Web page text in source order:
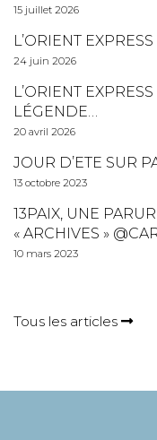
15 juillet 2026
L’ORIENT
24 juin 2026
L’ORIENT
LÉGENDE…
20 avril 2026
JOUR D’ETE SUR
13 octobre 2023
13PAIX, UNE
« ARCHIVES »
10 mars 2023
Tous les articles